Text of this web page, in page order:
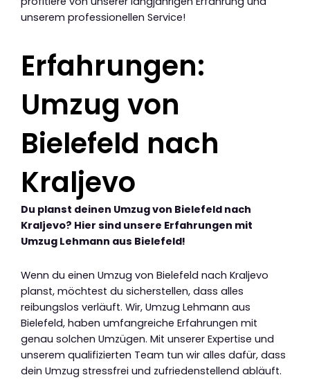
unserem professionellen Service!
Erfahrungen:
Umzug von
Bielefeld nach
Kraljevo
Du planst deinen Umzug von Bielefeld nach
Kraljevo? Hier sind unsere Erfahrungen mit
Umzug Lehmann aus Bielefeld!
Wenn du einen Umzug von Bielefeld nach Kraljevo
planst, möchtest du sicherstellen, dass alles
reibungslos verläuft. Wir, Umzug Lehmann aus
Bielefeld, haben umfangreiche Erfahrungen mit
genau solchen Umzügen. Mit unserer Expertise und
unserem qualifizierten Team tun wir alles dafür, dass
dein Umzug stressfrei und zufriedenstellend abläuft.